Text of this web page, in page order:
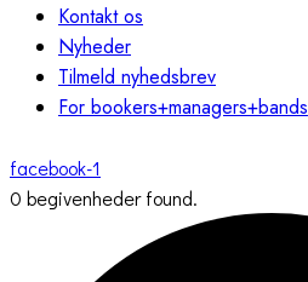
Kontakt os
Nyheder
Tilmeld nyhedsbrev
For bookers+managers+bands
facebook-1
0 begivenheder found.